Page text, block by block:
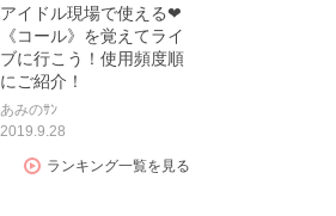
アイドル現場で使える❤
《コール》を覚えてライ
ブに行こう！使用頻度順
にご紹介！
あみのｻﾝ
2019.9.28
ランキング一覧を見る